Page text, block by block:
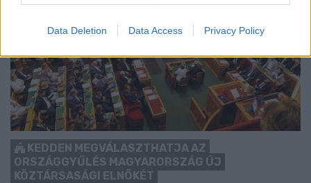
Data Deletion Data Access Privacy Policy
KEDDEN MEGVÁLASZTHATJA AZ
ORSZÁGGYŰLÉS MAGYARORSZÁG ÚJ
KÖZTÁRSASÁGI ELNÖKÉT